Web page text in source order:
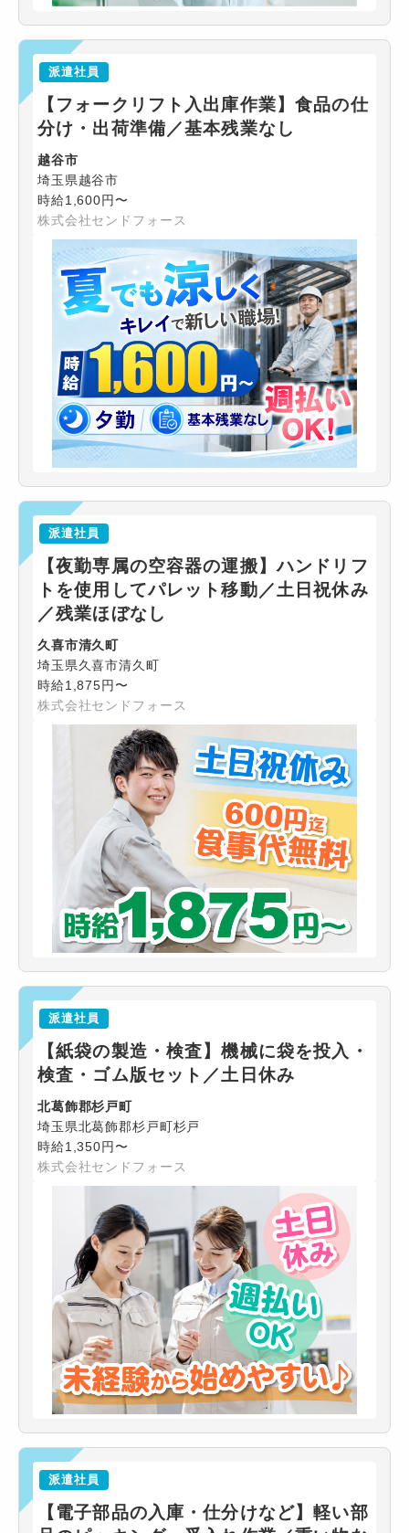
派遣社員
【フォークリフト入出庫作業】食品の仕
分け・出荷準備／基本残業なし
越谷市
埼玉県越谷市
時給1,600円〜
株式会社センドフォース
派遣社員
【夜勤専属の空容器の運搬】ハンドリフ
トを使用してパレット移動／土日祝休み
／残業ほぼなし
久喜市清久町
埼玉県久喜市清久町
時給1,875円〜
株式会社センドフォース
派遣社員
【紙袋の製造・検査】機械に袋を投入・
検査・ゴム版セット／土日休み
北葛飾郡杉戸町
埼玉県北葛飾郡杉戸町杉戸
時給1,350円〜
株式会社センドフォース
派遣社員
【電子部品の入庫・仕分けなど】軽い部